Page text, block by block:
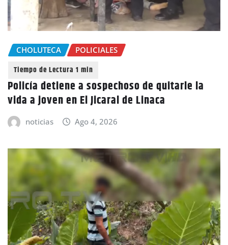
CHOLUTECA POLICIALES
Policía detiene a sospechoso de quitarle la
vida a joven en El Jicaral de Linaca
noticias Ago 4, 2026